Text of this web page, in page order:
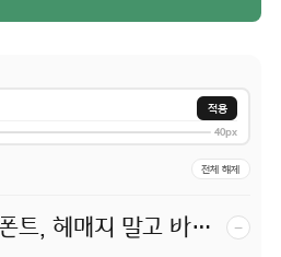
적용
40px
전체 해제
당신이 찾던 그 폰트, 헤매지 말고 바로 폰코! −